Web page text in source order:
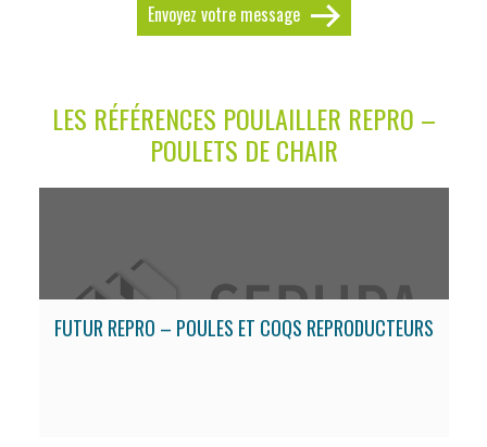
Envoyez votre message
LES RÉFÉRENCES POULAILLER REPRO –
POULETS DE CHAIR
FUTUR REPRO – POULES ET COQS REPRODUCTEURS